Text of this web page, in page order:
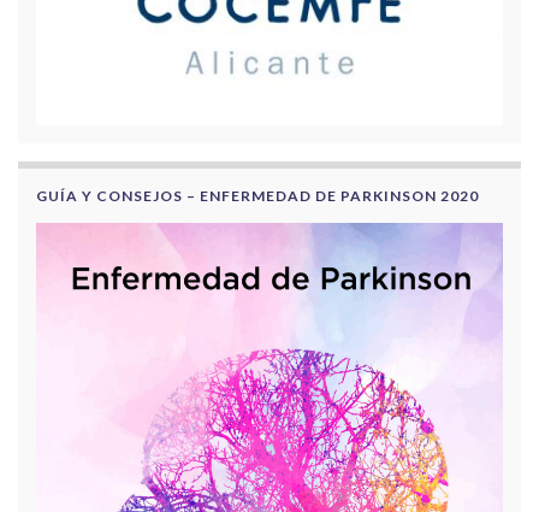
GUÍA Y CONSEJOS – ENFERMEDAD DE PARKINSON 2020